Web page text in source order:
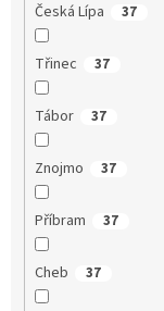
Česká Lípa 37
Třinec 37
Tábor 37
Znojmo 37
Příbram 37
Cheb 37